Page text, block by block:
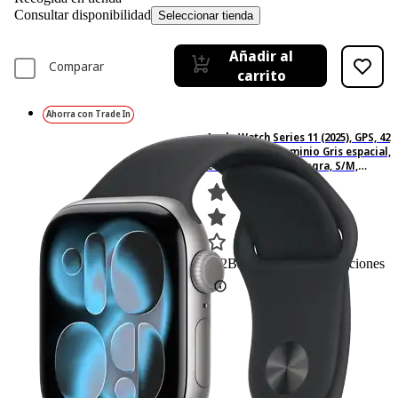
Consultar disponibilidad Seleccionar tienda
Comparar
Añadir al
carrito
Ahorra con Trade In
Apple Watch Series 11 (2025), GPS, 42
mm, Caja de aluminio Gris espacial,
Correa deportiva Negra, S/M,
Calidad del sueño, 24h Autonomía
392Basado en 392 valoraciones